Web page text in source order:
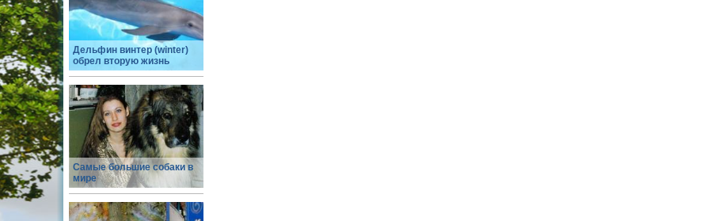
Дельфин винтер (winter)
обрел вторую жизнь
Самые большие собаки в
мире